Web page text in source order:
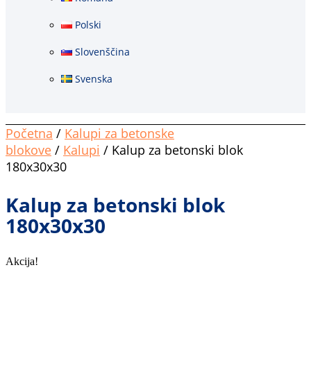
Polski
Slovenščina
Svenska
Početna / Kalupi za betonske
blokove / Kalupi / Kalup za betonski blok
180x30x30
Kalup za betonski blok
180x30x30
Akcija!